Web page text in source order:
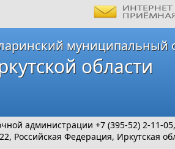
муниципальный
области
администрации +7 (395-52) 2-11-05,
Российская Федерация, Иркутская